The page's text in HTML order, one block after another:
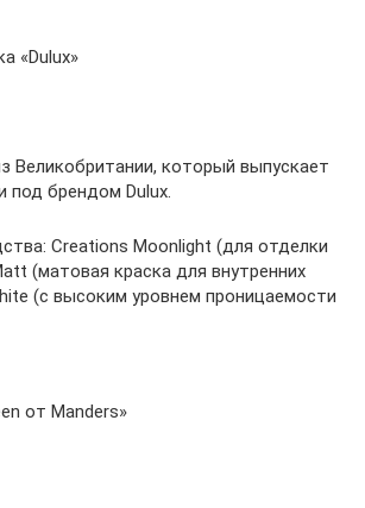
«Dulux»
Великобритании, который выпускает
под брендом Dulux.
Creations Moonlight (для отделки
(матовая краска для внутренних
(с высоким уровнем проницаемости
от Manders»